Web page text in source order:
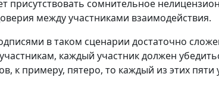
присутствовать сомнительное
между участниками взаимодействия.
в таком сценарии достаточно
каждый участник должен
к примеру, пятеро, то каждый из этих